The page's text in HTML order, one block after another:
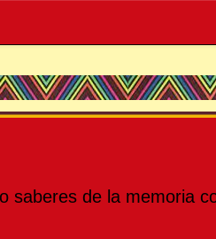
saberes de la memoria